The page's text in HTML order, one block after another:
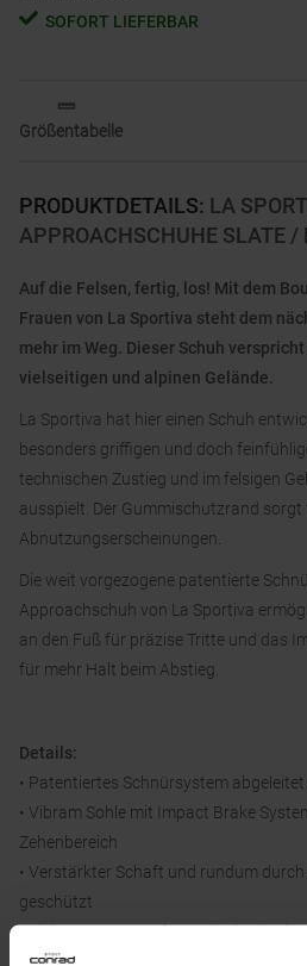
PRODUKTDETAILS: LA
APPROACHSCHUHE SLATE /
Auf die Felsen, fertig, los! Mit dem
Frauen von La Sportiva steht dem
mehr im Weg. Dieser Schuh
vielseitigen und alpinen Gelände.
La Sportiva hat hier einen Schuh
besonders griffigen und doch
technischen Zustieg und im felsigen
ausspielt. Der Gummischutzrand
Abnutzungserscheinungen.
Die weit vorgezogene patentierte
Approachschuh von La Sportiva
an den Fuß für präzise Tritte und das
für mehr Halt beim Abstieg.
Details:
• Patentiertes Schnürsystem
• Vibram Sohle mit Impact Brake
Zehenbereich
• Verstärkter Schaft und rundum
geschützt
• Einlage EVA 2mm für anti Schock
• 100 % recycelte Schnürsenkel
SOFORT LIEFERBAR
Größentabelle